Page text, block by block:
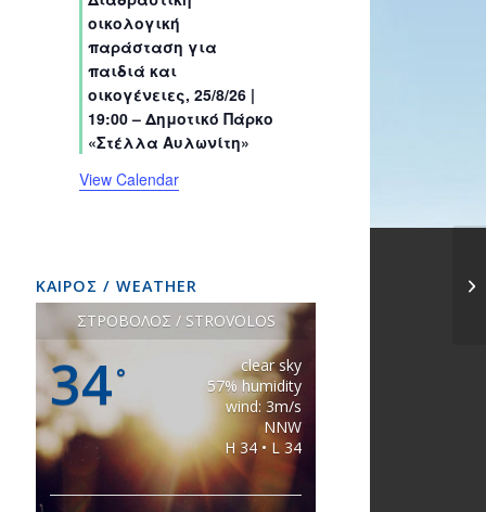
sssss
t
s
t
s
t
s
t
s
t
s
t
s
οικολογική
παράσταση για
παιδιά και
οικογένειες, 25/8/26 |
19:00 – Δημοτικό Πάρκο
«Στέλλα Αυλωνίτη»
View Calendar
ΚΑΙΡΟΣ / WEATHER
ΣΤΡΟΒΟΛΟΣ / STROVOLOS
34°
clear sky
57% humidity
wind: 3m/s
NNW
H 34 • L 34